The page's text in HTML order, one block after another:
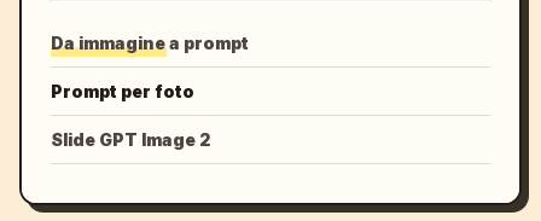
Da immagine a prompt
Prompt per foto
Slide GPT Image 2